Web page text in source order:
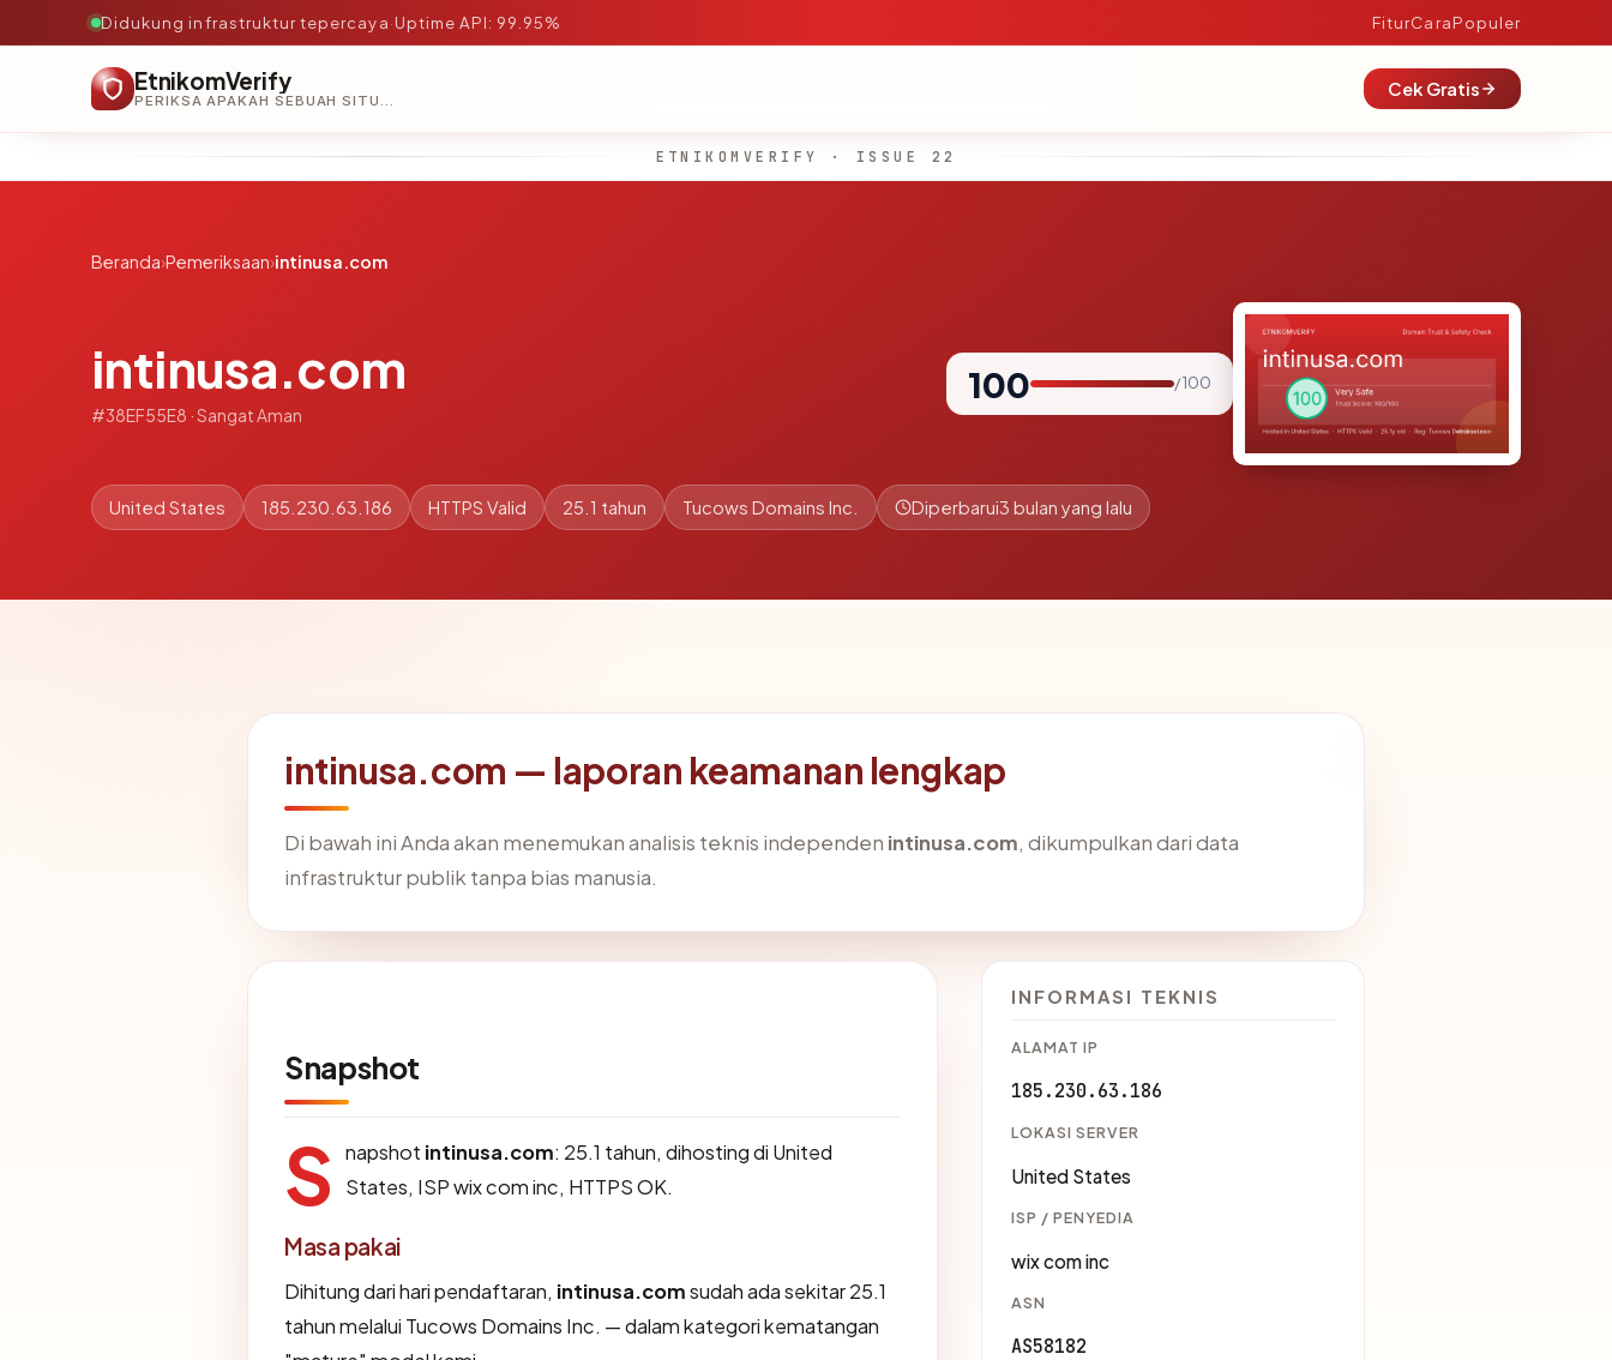
Didukung infrastruktur tepercaya·Uptime API: 99.95% FiturCaraPopuler
EtnikomVerify
PERIKSA APAKAH SEBUAH SITUS AMAN, TEPERCAYA, DAN TERVERIFIKASI DALAM HITUNGAN DETIK.
Cek Gratis
ETNIKOMVERIFY · ISSUE 22
Beranda›Pemeriksaan›intinusa.com
intinusa.com
#38EF55E8 · Sangat Aman
100 / 100
United States 185.230.63.186 HTTPS Valid 25.1 tahun Tucows Domains Inc. Diperbarui3 bulan yang lalu
intinusa.com — laporan keamanan lengkap
Di bawah ini Anda akan menemukan analisis teknis independen intinusa.com, dikumpulkan dari data
infrastruktur publik tanpa bias manusia.
Snapshot
S napshot intinusa.com: 25.1 tahun, dihosting di United
States, ISP wix com inc, HTTPS OK.
Masa pakai
Dihitung dari hari pendaftaran, intinusa.comsudah ada sekitar 25.1
tahun melalui Tucows Domains Inc. — dalam kategori kematangan
INFORMASI TEKNIS
ALAMAT IP
185.230.63.186
LOKASI SERVER
United States
ISP / PENYEDIA
wix com inc
ASN
AS58182